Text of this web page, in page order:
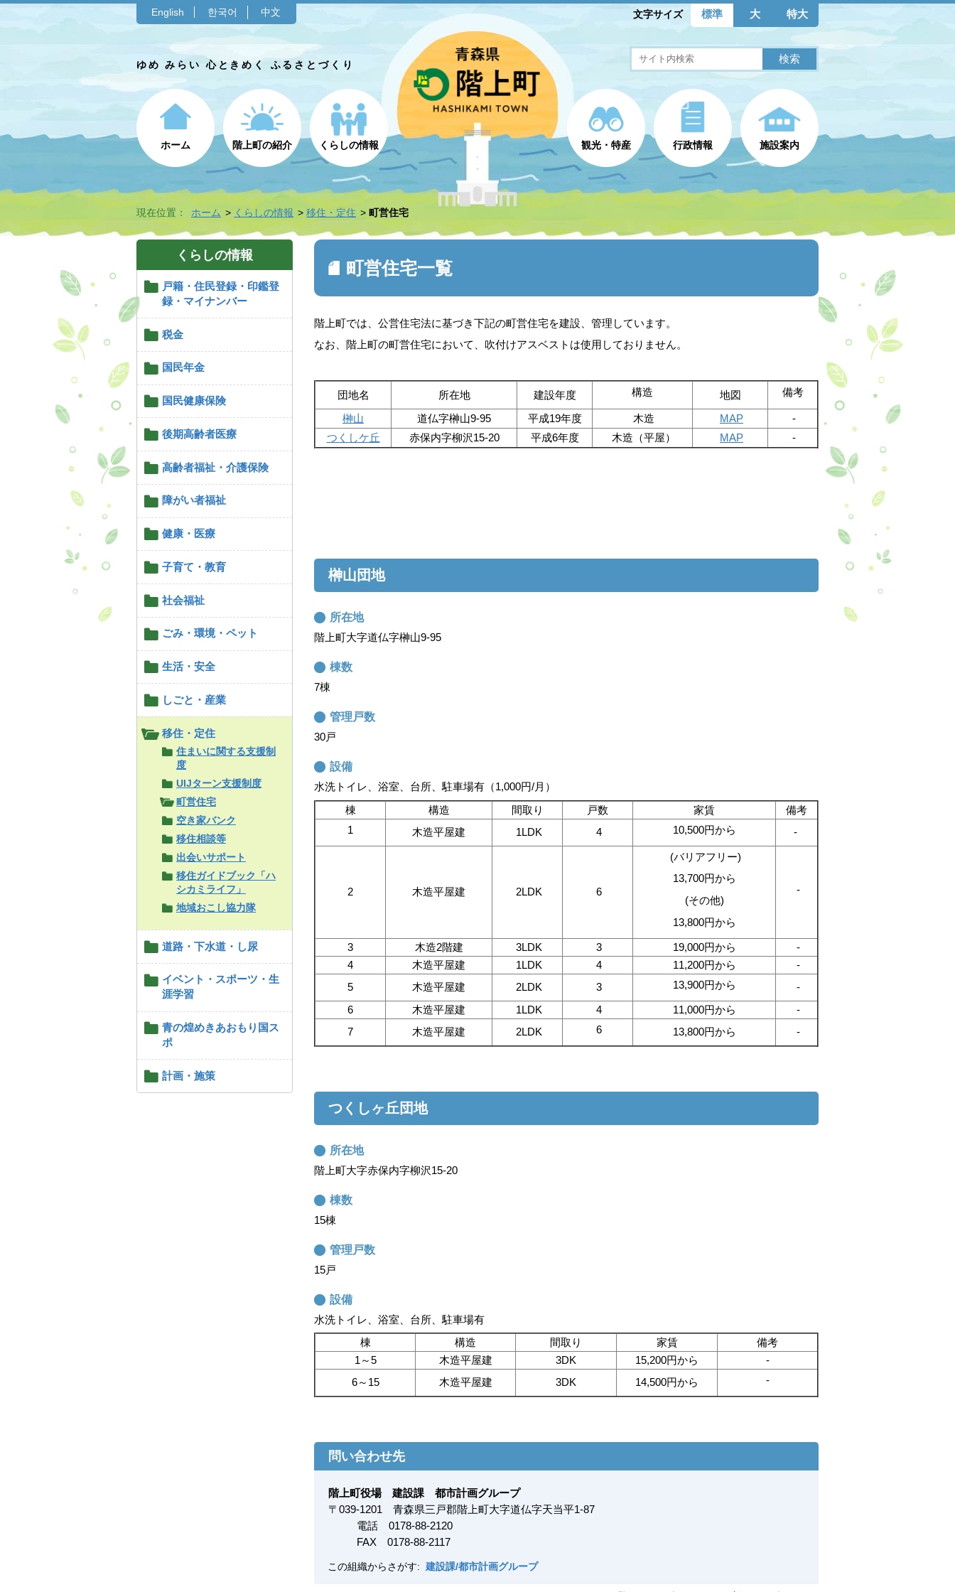
English 한국어 中文 文字サイズ 標準 大 特大
ゆめ みらい 心ときめく ふるさとづくり
ホーム 階上町の紹介 くらしの情報 観光・特産 行政情報 施設案内
現在位置： ホーム くらしの情報 移住・定住 町営住宅
くらしの情報
戸籍・住民登録・印鑑登
録・マイナンバー
税金
国民年金
国民健康保険
後期高齢者医療
高齢者福祉・介護保険
障がい者福祉
健康・医療
子育て・教育
社会福祉
ごみ・環境・ペット
生活・安全
しごと・産業
移住・定住
住まいに関する支援制
度
UIJターン支援制度
町営住宅
空き家バンク
移住相談等
出会いサポート
移住ガイドブック「ハ
シカミライフ」
地域おこし協力隊
道路・下水道・し尿
イベント・スポーツ・生
涯学習
青の煌めきあおもり国ス
ポ
計画・施策
町営住宅一覧
階上町では、公営住宅法に基づき下記の町営住宅を建設、管理しています。
なお、階上町の町営住宅において、吹付けアスベストは使用しておりません。
団地名 所在地 建設年度 構造 地図 備考
榊山 道仏字榊山9-95 平成19年度 木造 MAP
-
つくしケ丘
赤保内字柳沢15-20 平成6年度 木造（平屋） MAP -
榊山団地
所在地
階上町大字道仏字榊山9-95
棟数
7棟
管理戸数
30戸
設備
水洗トイレ、浴室、台所、駐車場有（1,000円/月）
棟
構造 間取り 戸数 家賃
備考
1
木造平屋建 1LDK 4 10,500円から -
2 木造平屋建 2LDK 6
(バリアフリー)
13,700円から
(その他)
13,800円から
-
3 木造2階建 3LDK 3 19,000円から
-
4
木造平屋建 1LDK 4 11,200円から
-
5
木造平屋建 2LDK 3 13,900円から
-
6
木造平屋建 1LDK 4 11,000円から
-
7
木造平屋建 2LDK 6 13,800円から -
つくしヶ丘団地
所在地
階上町大字赤保内字柳沢15-20
棟数
15棟
管理戸数
15戸
設備
水洗トイレ、浴室、台所、駐車場有
棟
構造 間取り 家賃
備考
1～5
木造平屋建 3DK 15,200円から
-
6～15
木造平屋建 3DK 14,500円から -
問い合わせ先
階上町役場 建設課 都市計画グループ
〒 039-1201
青森県三戸郡階上町大字道仏字天当平1-87
電話 0178-88-2120
FAX 0178-88-2117
この組織からさがす: 建設課/都市計画グループ